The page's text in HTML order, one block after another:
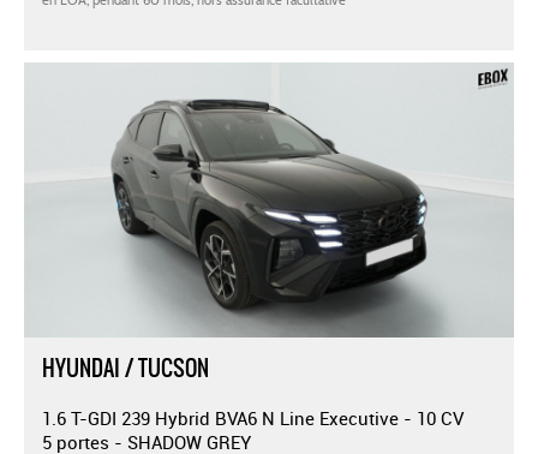
HYUNDAI / TUCSON
1.6 T-GDI 239 Hybrid BVA6 N Line Executive - 10 CV
5 portes - SHADOW GREY